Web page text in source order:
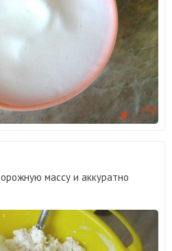
массу и аккуратно